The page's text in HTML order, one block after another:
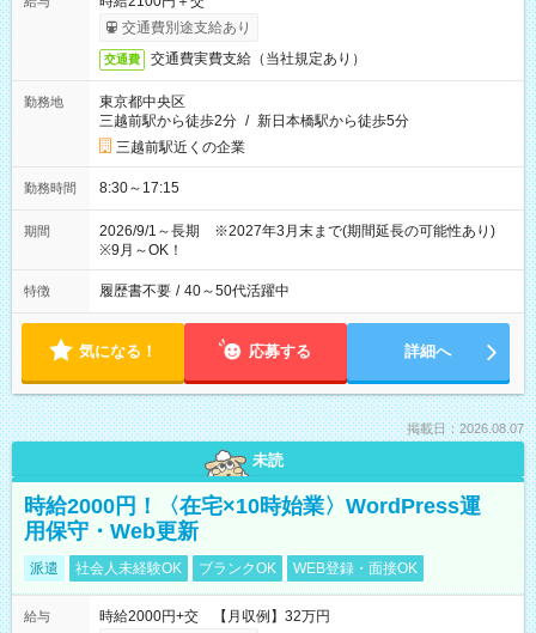
交通費別途支給あり
交通費 交通費実費支給（当社規定あり）
勤務地
東京都中央区
三越前駅から徒歩2分 / 新日本橋駅から徒歩5分
三越前駅近くの企業
勤務時間 8:30～17:15
期間
2026/9/1～長期 ※2027年3月末まで(期間延長の可能性あり)
※9月～OK！
特徴 履歴書不要 / 40～50代活躍中
気になる！ 応募する 詳細へ
掲載日：2026.08.07
未読
時給2000円！〈在宅×10時始業〉WordPress運
用保守・Web更新
派遣 社会人未経験OK ブランクOK WEB登録・面接OK
給与 時給2000円+交 【月収例】32万円